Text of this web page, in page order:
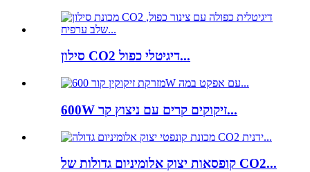
סילון CO2 דיגיטלי כפול...
600W זיקוקים קרים עם ניצוץ קר...
קופסאות יצוק אלומיניום גדולות של CO2...